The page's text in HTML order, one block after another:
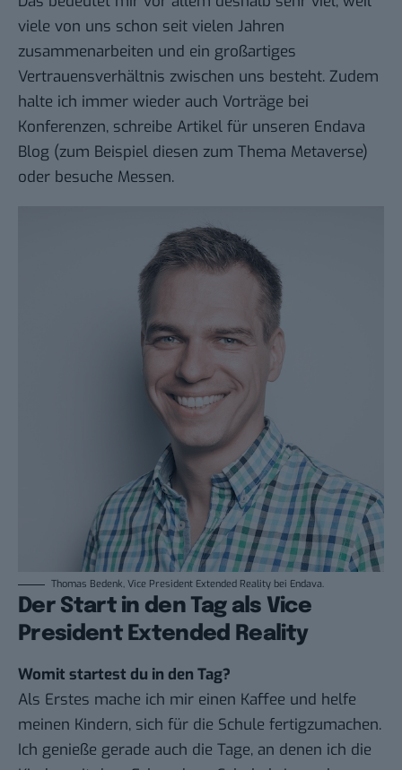
viele von uns schon seit vielen Jahren
zusammenarbeiten und ein großartiges
Vertrauensverhältnis zwischen uns besteht. Zudem
halte ich immer wieder auch Vorträge bei
Konferenzen, schreibe Artikel für unseren Endava
Blog (zum Beispiel diesen zum Thema Metaverse)
oder besuche Messen.
Thomas Bedenk, Vice President Extended Reality bei Endava.
Der Start in den Tag als Vice
President Extended Reality
Womit startest du in den Tag?
Als Erstes mache ich mir einen Kaffee und helfe
meinen Kindern, sich für die Schule fertigzumachen.
Ich genieße gerade auch die Tage, an denen ich die